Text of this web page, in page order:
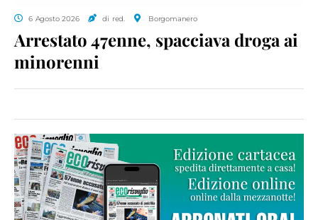
6 Agosto 2026 di red. Borgomanero
Arrestato 47enne, spacciava droga ai
minorenni